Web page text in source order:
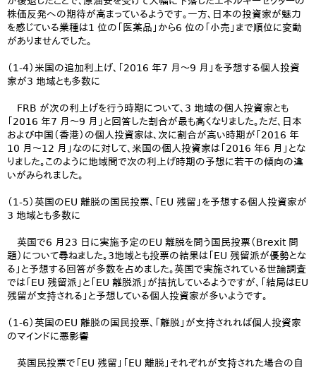
株価反発への期待が高まっているようです。一方、日本の投資家が魅力
を感じている業種は1 位の「医薬品」から6 位の「小売」まで順位に変動
がありませんでした。
（1-4）米国の追加利上げ、「2016 年7 月～9 月」を予想する個人投資
家が3 地域とも多数に
FRB が次の利上げを行う時期について、3 地域の個人投資家とも
「2016 年7 月～9 月」と回答した割合が最も高くなりました。ただ、日本
および中国（香港）の個人投資家は、次に割合が高い時期が「2016 年
10 月～12 月」なのに対して、米国の個人投資家は「2016 年6 月」とな
りました。このように地域間で次の利上げ時期の予想に若干の傾向の違
いがみられました。
（1-5）英国のEU 離脱の国民投票、「EU 残留」を予想する個人投資家が
3 地域とも多数に
英国で6 月23 日に実施予定のEU 離脱を問う国民投票（Brexit 問
題）について尋ねました。3地域とも投票の結果は「EU 残留派が優勢とな
る」と予想する回答が多数を占めました。英国で実施されている世論調査
では「EU 残留派」と「EU 離脱派」が拮抗しているようですが、「結局はEU
残留が支持される」と予想している個人投資家が多いようです。
（1-6）英国のEU 離脱の国民投票、「離脱」が支持されれば個人投資家
のマインドに悪影響
英国民投票で「EU 残留」「EU 離脱」それぞれが支持された場合の自